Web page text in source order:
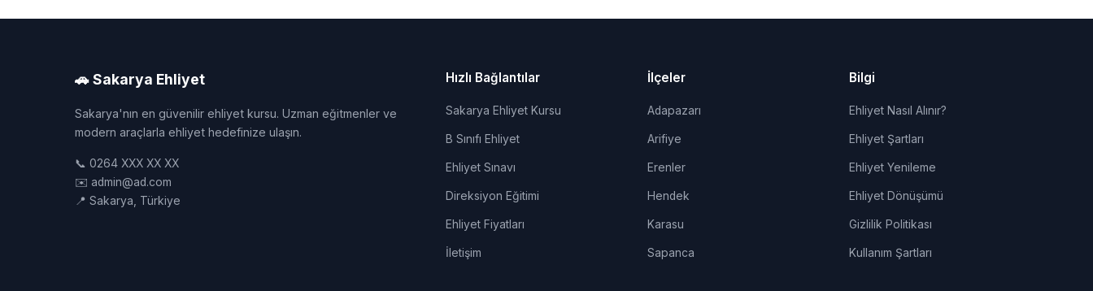
🚗 Sakarya Ehliyet
Sakarya'nın en güvenilir ehliyet kursu. Uzman eğitmenler ve
modern araçlarla ehliyet hedefinize ulaşın.
📞 0264 XXX XX XX
✉️ admin@ad.com
📍 Sakarya, Türkiye
Hızlı Bağlantılar
Sakarya Ehliyet Kursu
B Sınıfı Ehliyet
Ehliyet Sınavı
Direksiyon Eğitimi
Ehliyet Fiyatları
İletişim
İlçeler
Adapazarı
Arifiye
Erenler
Hendek
Karasu
Sapanca
Bilgi
Ehliyet Nasıl Alınır?
Ehliyet Şartları
Ehliyet Yenileme
Ehliyet Dönüşümü
Gizlilik Politikası
Kullanım Şartları